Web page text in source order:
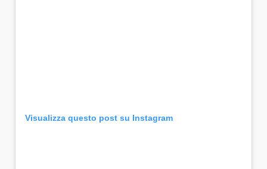
Visualizza questo post su Instagram